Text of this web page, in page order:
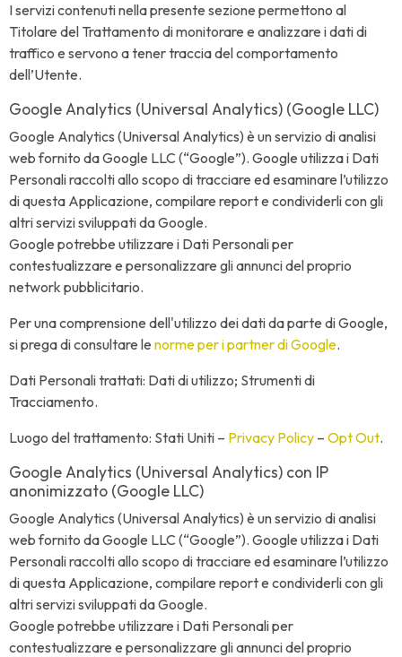
I servizi contenuti nella presente sezione permettono al
Titolare del Trattamento di monitorare e analizzare i dati di
traffico e servono a tener traccia del comportamento
dell’Utente.
Google Analytics (Universal Analytics) (Google LLC)
Google Analytics (Universal Analytics) è un servizio di analisi
web fornito da Google LLC (“Google”). Google utilizza i Dati
Personali raccolti allo scopo di tracciare ed esaminare l’utilizzo
di questa Applicazione, compilare report e condividerli con gli
altri servizi sviluppati da Google.
Google potrebbe utilizzare i Dati Personali per
contestualizzare e personalizzare gli annunci del proprio
network pubblicitario.
Per una comprensione dell'utilizzo dei dati da parte di Google,
si prega di consultare le norme per i partner di Google.
Dati Personali trattati: Dati di utilizzo; Strumenti di
Tracciamento.
Luogo del trattamento: Stati Uniti – Privacy Policy – Opt Out.
Google Analytics (Universal Analytics) con IP
anonimizzato (Google LLC)
Google Analytics (Universal Analytics) è un servizio di analisi
web fornito da Google LLC (“Google”). Google utilizza i Dati
Personali raccolti allo scopo di tracciare ed esaminare l’utilizzo
di questa Applicazione, compilare report e condividerli con gli
altri servizi sviluppati da Google.
Google potrebbe utilizzare i Dati Personali per
contestualizzare e personalizzare gli annunci del proprio